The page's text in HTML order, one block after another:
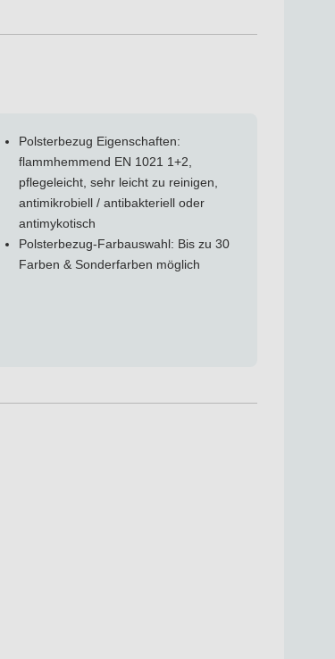
Polsterbezug Eigenschaften:
flammhemmend EN 1021 1+2,
pflegeleicht, sehr leicht zu reinigen,
antimikrobiell / antibakteriell oder
antimykotisch
Polsterbezug-Farbauswahl: Bis zu 30
Farben & Sonderfarben möglich